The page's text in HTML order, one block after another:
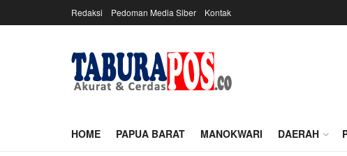
Redaksi Pedoman Media Siber Kontak
HOME PAPUA BARAT MANOKWARI DAERAH